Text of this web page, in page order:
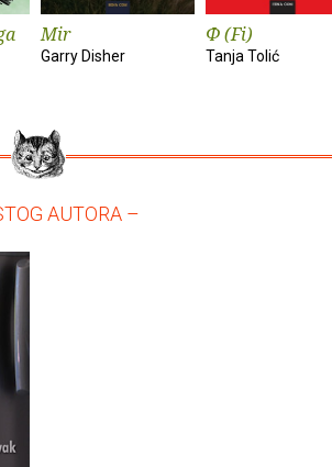
Mir
Garry Disher
Φ (Fi)
Tanja Tolić
AUTORA –